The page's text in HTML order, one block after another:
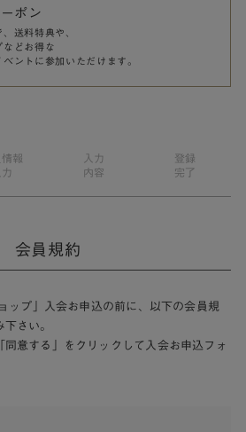
ポン
送料特典や、
などお得な
ベントに参加いただけます。
報
力
入力
内容
登録
完了
会員規約
ップ」入会お申込の前に、以下の会員規
さい。
同意する」をクリックして入会お申込フォ